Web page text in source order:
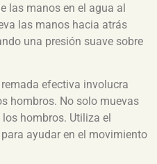
las manos en el agua al
las manos hacia atrás
una presión suave sobre
remada efectiva involucra
hombros. No solo muevas
hombros. Utiliza el
ayudar en el movimiento